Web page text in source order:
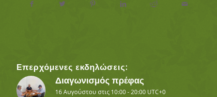
Επερχόμενες εκδηλώσεις:
Διαγωνισμός πρέφας
16 Αυγούστου στις 10:00-20:00 UTC+0